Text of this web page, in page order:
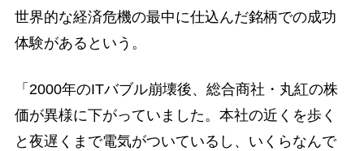
世界的な経済危機の最中に仕込んだ銘柄での成功
体験があるという。
「2000年のITバブル崩壊後、総合商社・丸紅の株
価が異様に下がっていました。本社の近くを歩く
と夜遅くまで電気がついているし、いくらなんで